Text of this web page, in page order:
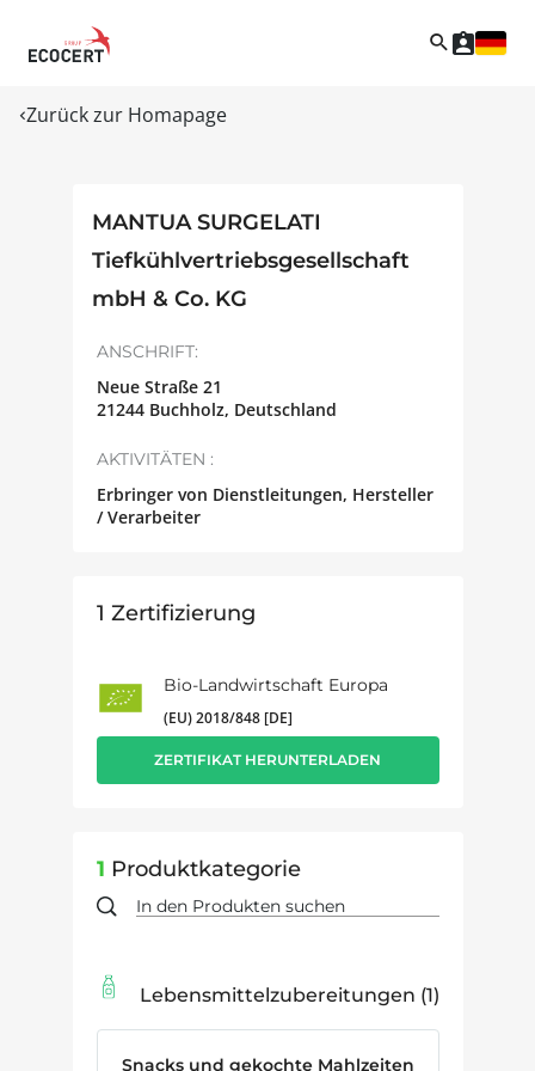
Zurück zur Homapage
MANTUA SURGELATI
Tiefkühlvertriebsgesellschaft
mbH & Co. KG
ANSCHRIFT:
Neue Straße 21
21244 Buchholz, Deutschland
AKTIVITÄTEN :
Erbringer von Dienstleitungen, Hersteller
/ Verarbeiter
1 Zertifizierung
Bio-Landwirtschaft Europa
(EU) 2018/848 [DE]
ZERTIFIKAT HERUNTERLADEN
1 Produktkategorie
Lebensmittelzubereitungen 1
Snacks und gekochte Mahlzeiten